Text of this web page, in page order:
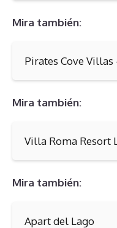
Mira también:
Pirates Cove
Mira también:
Villa Roma Resort
Mira también:
Apart del Lago